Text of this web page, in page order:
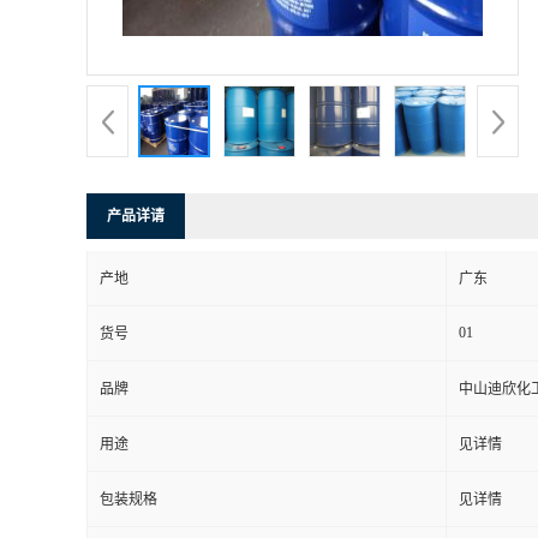
产品详请
产地 广东
货号 01
品牌 中山迪欣化
用途 见详情
包装规格 见详情